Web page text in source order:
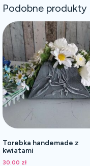
Podobne produkty
Torebka handemade z
kwiatami
30.00 zł